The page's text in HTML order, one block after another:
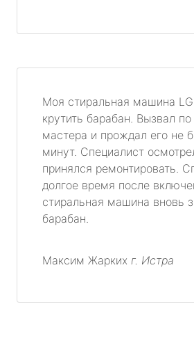
Моя стиральная машина LG
крутить барабан. Вызвал
мастера и прождал его не
минут. Специалист
принялся ремонтировать.
долгое время после
стиральная машина вновь
барабан.
Максим Жарких г. Истра